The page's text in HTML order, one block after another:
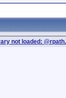
not loaded: